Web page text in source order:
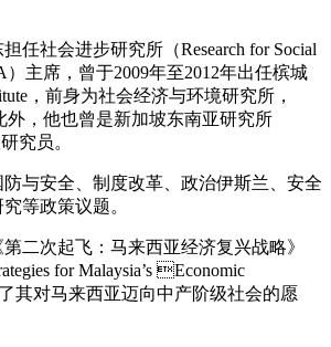
任社会进步研究所（Research for Social
）主席，曾于2009年至2012年出任槟城
，前身为社会经济与环境研究所，
外，他也曾是新加坡东南亚研究所
究员。
与安全、制度改革、政治伊斯兰、安全
等政策议题。
二次起飞：马来西亚经济复兴战略》
for Malaysia’s Economic
其对马来西亚迈向中产阶级社会的愿